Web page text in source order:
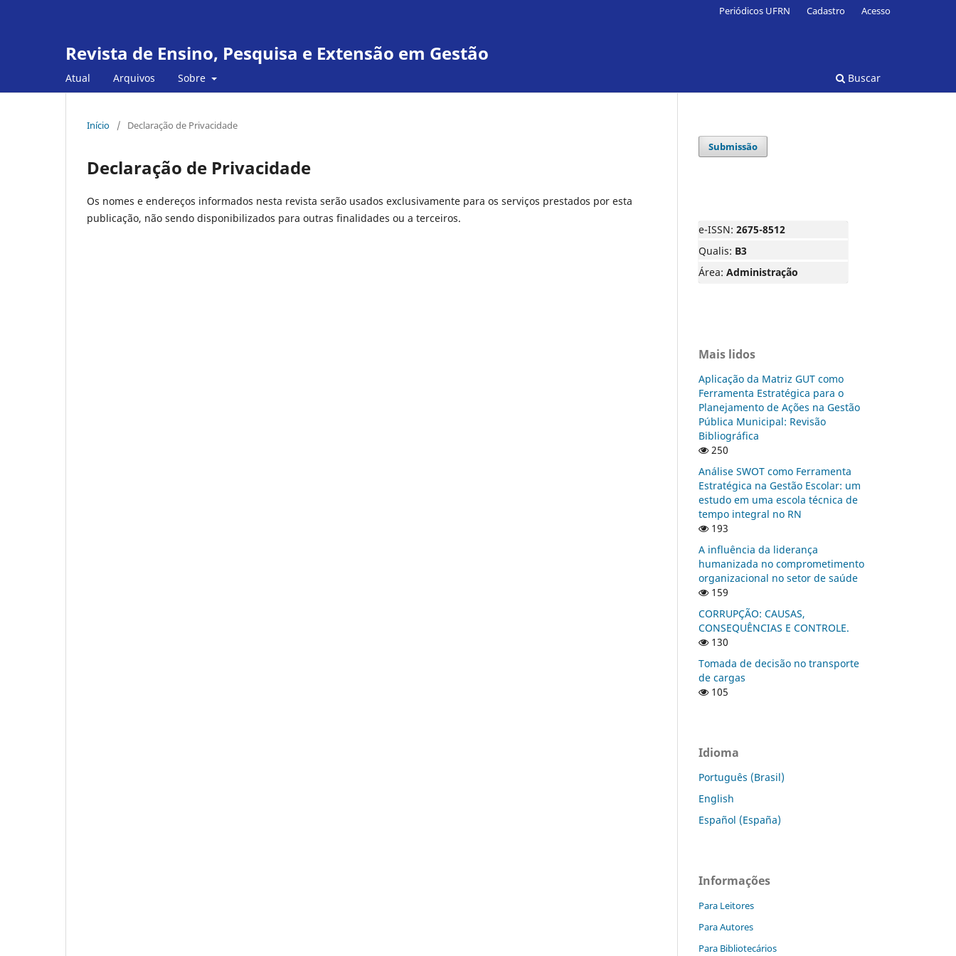
Revista de Ensino, Pesquisa e Extensão em Gestão
Atual Arquivos Sobre Buscar
Periódicos UFRN Cadastro Acesso
Início / Declaração de Privacidade
Declaração de Privacidade
Os nomes e endereços informados nesta revista serão usados exclusivamente para os serviços prestados por esta
publicação, não sendo disponibilizados para outras finalidades ou a terceiros.
Submissão
e-ISSN: 2675-8512
Qualis: B3
Área: Administração
Mais lidos
Aplicação da Matriz GUT como
Ferramenta Estratégica para o
Planejamento de Ações na Gestão
Pública Municipal: Revisão
Bibliográfica
250
Análise SWOT como Ferramenta
Estratégica na Gestão Escolar: um
estudo em uma escola técnica de
tempo integral no RN
193
A influência da liderança
humanizada no comprometimento
organizacional no setor de saúde
159
CORRUPÇÃO: CAUSAS,
CONSEQUÊNCIAS E CONTROLE.
130
Tomada de decisão no transporte
de cargas
105
Idioma
Português (Brasil)
English
Español (España)
Informações
Para Leitores
Para Autores
Para Bibliotecários